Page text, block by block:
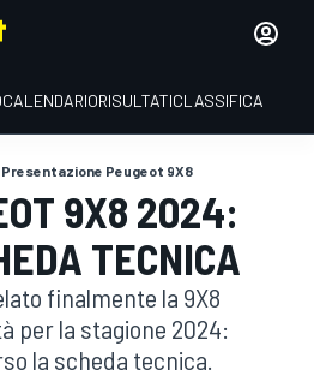
CALENDARIORISULTATICLASSIFICA
Presentazione Peugeot 9X8
9X8 2024:
TECNICA
finalmente la 9X8
per la stagione 2024:
la scheda tecnica.